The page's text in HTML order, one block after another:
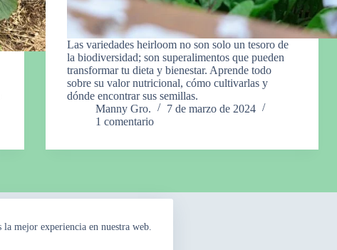
mejor experiencia en nuestra web.
Las variedades heirloom no son solo un tesoro de
la biodiversidad; son superalimentos que pueden
transformar tu dieta y bienestar. Aprende todo
sobre su valor nutricional, cómo cultivarlas y
dónde encontrar sus semillas.
Manny Gro.
7 de marzo de 2024
1 comentario